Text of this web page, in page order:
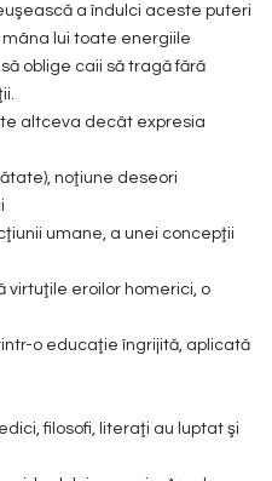
a îndulci aceste puteri
lui toate energiile
oblige caii să tragă fără
altceva decât expresia
noţiune deseori
umane, a unei concepţii
virtuţile eroilor homerici, o
o educaţie îngrijită, aplicată
filosofi, literaţi au luptat şi